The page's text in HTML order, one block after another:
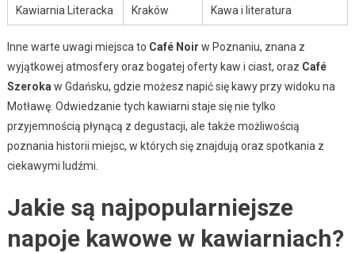
Kawiarnia Literacka Kraków Kawa i literatura
Inne warte uwagi miejsca to Café Noir w Poznaniu, znana z
wyjątkowej atmosfery oraz bogatej oferty kaw i ciast, oraz Café
Szeroka w Gdańsku, gdzie możesz napić się kawy przy widoku na
Motławę. Odwiedzanie tych kawiarni staje się nie tylko
przyjemnością płynącą z degustacji, ale także możliwością
poznania historii miejsc, w których się znajdują oraz spotkania z
ciekawymi ludźmi.
Jakie są najpopularniejsze
napoje kawowe w kawiarniach?